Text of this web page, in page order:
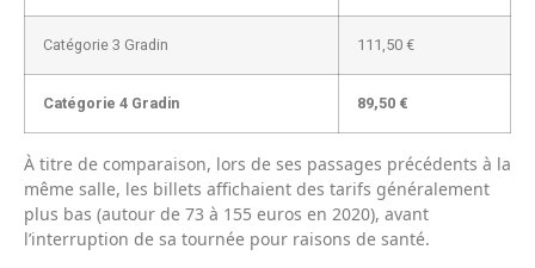
Catégorie 3 Gradin 111,50 €
Catégorie 4 Gradin 89,50 €
À titre de comparaison, lors de ses passages précédents à la
même salle, les billets affichaient des tarifs généralement
plus bas (autour de 73 à 155 euros en 2020), avant
l’interruption de sa tournée pour raisons de santé.